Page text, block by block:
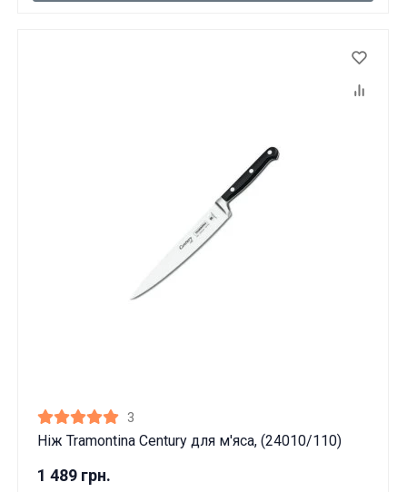
3
Ніж Tramontina Century для м'яса, (24010/110)
1 489 грн.